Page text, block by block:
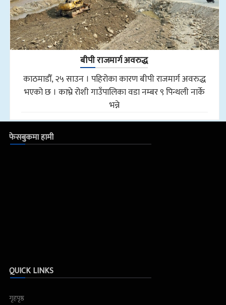
बीपी राजमार्ग अवरुद्ध
काठमाडौँ, २५ साउन । पहिरोका कारण बीपी राजमार्ग अवरुद्ध
भएको छ । काभ्रे रोशी गाउँपालिका वडा नम्बर ९ पिन्थली नार्के
भन्ने
फेसबुकमा हामी
QUICK LINKS
गृहपृष्ठ